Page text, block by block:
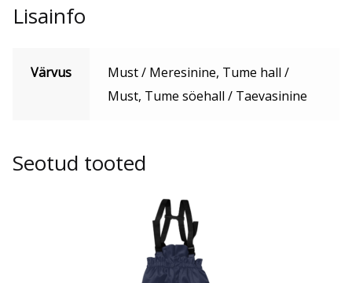
Lisainfo
Värvus
Must / Meresinine, Tume hall /
Must, Tume söehall / Taevasinine
Seotud tooted